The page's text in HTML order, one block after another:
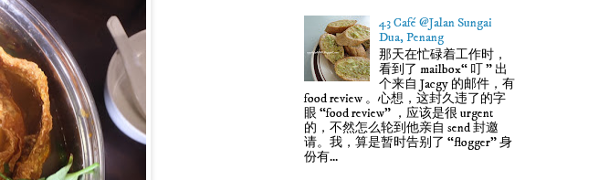
43 Café @Jalan Sungai
Dua, Penang
那天在忙碌着工作时，
看到了 mailbox“ 叮 ” 出
个来自 Jacgy 的邮件，有
food review 。心想，这封久违了的字
眼 “food review” ，应该是很 urgent
的，不然怎么轮到他亲自 send 封邀
请。我，算是暂时告别了 “flogger” 身
份有...